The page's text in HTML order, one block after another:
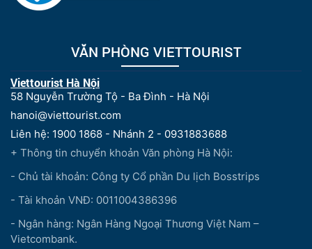
VĂN PHÒNG VIETTOURIST
Viettourist Hà Nội
58 Nguyễn Trường Tộ - Ba Đình - Hà Nội
hanoi@viettourist.com
Liên hệ: 1900 1868 - Nhánh 2 - 0931883688
+ Thông tin chuyển khoản Văn phòng Hà Nội:
- Chủ tài khoản: Công ty Cổ phần Du lịch Bosstrips
- Tài khoản VNĐ: 0011004386396
- Ngân hàng: Ngân Hàng Ngoại Thương Việt Nam –
Vietcombank.